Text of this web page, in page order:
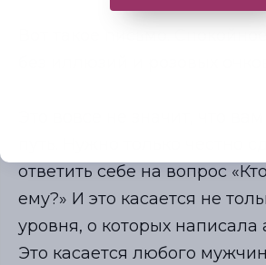
ответить себе на вопрос
ему?» И это касается не
уровня, о которых написала
Это касается любого